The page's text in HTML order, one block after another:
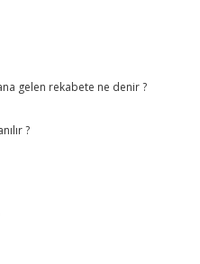
gelen rekabete ne denir ?
?